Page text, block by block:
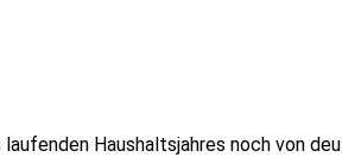
Haushaltsjahres noch von